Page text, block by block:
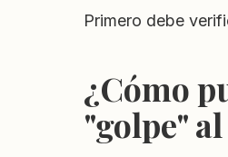
Primero debe
¿Cómo
"golpe"